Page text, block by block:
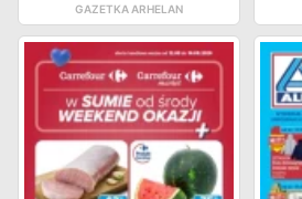
GAZETKA ARHELAN